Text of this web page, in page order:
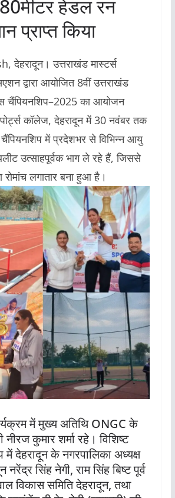
80मीटर हेडल रन
प्राप्त किया
देहरादून। उत्तराखंड मास्टर्स
द्वारा आयोजित 8वीं उत्तराखंड
चैंपियनशिप–2025 का आयोजन
कॉलेज, देहरादून में 30 नवंबर तक
चैंपियनशिप में प्रदेशभर से विभिन्न आयु
उत्साहपूर्वक भाग ले रहे हैं, जिससे
लगातार बना हुआ है।
में मुख्य अतिथि ONGC के
कुमार शर्मा रहे। विशिष्ट
देहरादून के नगरपालिका अध्यक्ष
नरेंद्र सिंह नेगी, राम सिंह बिष्ट पूर्व
विकास समिति देहरादून, तथा